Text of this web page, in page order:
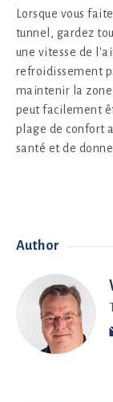
Lorsque vous
tunnel, gardez
une vitesse de
refroidissement
maintenir la
peut facilement
plage de confort
santé et de
Author